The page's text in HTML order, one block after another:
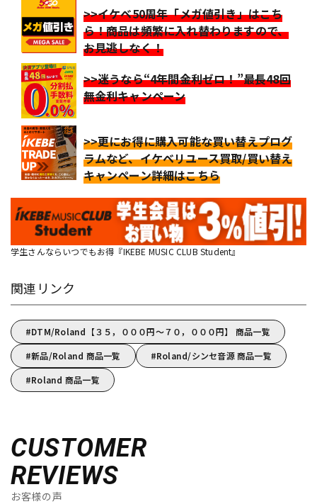
>>イケベ50周年「メガ値引き」はこち
ら！商品は頻繁に入れ替わりますので、
お見逃しなく！
>>迷うなら“4年間金利ゼロ！”最長48回
無金利キャンペーン
>>更にお得に購入可能な買い替えプログ
ラムなど、イケベリユース買取/買い替え
キャンペーン詳細はこちら
学生さんならいつでもお得『IKEBE MUSIC CLUB Student』
関連リンク
DTM/Roland【３５，０００円～７０，０００円】 商品一覧
新品/Roland 商品一覧
Roland/シンセ音源 商品一覧
Roland 商品一覧
CUSTOMER
REVIEWS
お客様の声